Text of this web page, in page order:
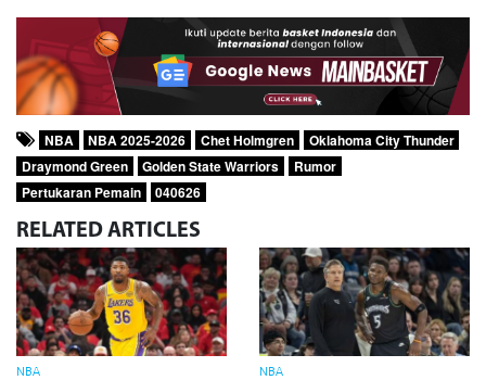
NBA NBA 2025-2026 Chet Holmgren
Oklahoma City Thunder
Draymond Green
Golden State Warriors
Rumor
Pertukaran Pemain
040626
RELATED ARTICLES
NBA NBA